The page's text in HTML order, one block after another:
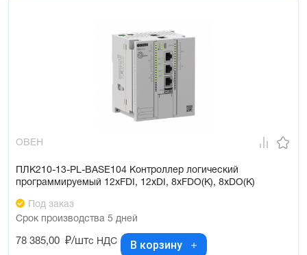
ОВЕН
ПЛК210-13-PL-BASE104 Контроллер логический
программируемый 12xFDI, 12xDI, 8xFDO(K), 8xDO(K)
Под заказ
Срок производства 5 дней
78 385,00 ₽/штс НДС В корзину